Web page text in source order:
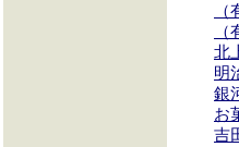
北
明
銀
お
吉